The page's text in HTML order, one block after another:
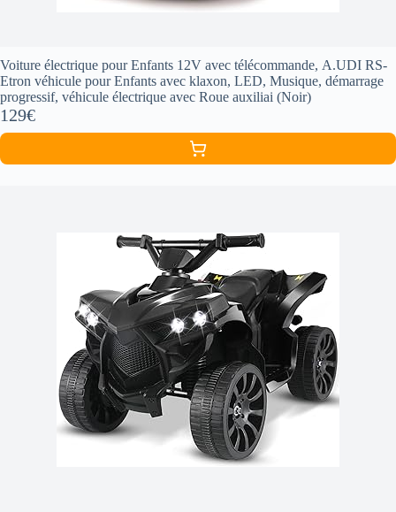
Voiture électrique pour Enfants 12V avec télécommande, A.UDI RS-
Etron véhicule pour Enfants avec klaxon, LED, Musique, démarrage
progressif, véhicule électrique avec Roue auxiliai (Noir)
129€